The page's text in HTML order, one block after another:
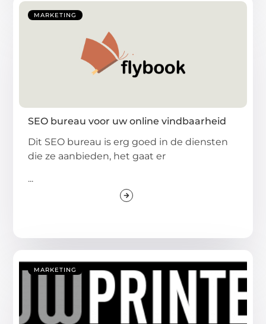
MARKETING
SEO bureau voor uw online vindbaarheid
Dit SEO bureau is erg goed in de diensten
die ze aanbieden, het gaat er
...
MARKETING